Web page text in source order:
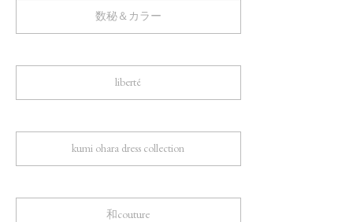
数秘＆カラー
liberté
kumi ohara dress collection
和couture